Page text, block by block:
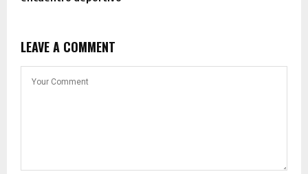
LEAVE A COMMENT